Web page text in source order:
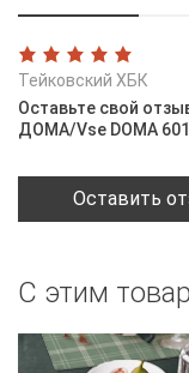
Тейковский ХБК
Оставьте свой
ДОМА/Vse DOMA
Оставить
С этим